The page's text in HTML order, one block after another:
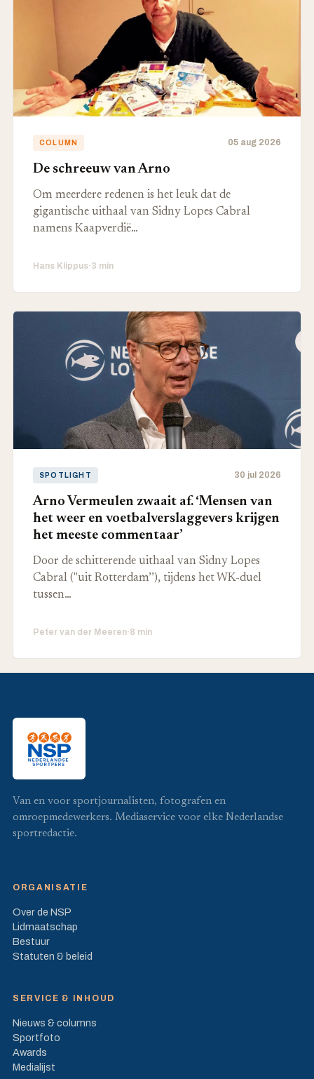
COLUMN 05 aug 2026
De schreeuw van Arno
Om meerdere redenen is het leuk dat de
gigantische uithaal van Sidny Lopes Cabral
namens Kaapverdië…
Hans Klippus·3 min
SPOTLIGHT 30 jul 2026
Arno Vermeulen zwaait af. ‘Mensen van
het weer en voetbalverslaggevers krijgen
het meeste commentaar’
Door de schitterende uithaal van Sidny Lopes
Cabral ("uit Rotterdam’’), tijdens het WK-duel
tussen…
Peter van der Meeren·8 min
Van en voor sportjournalisten, fotografen en
omroepmedewerkers. Mediaservice voor elke Nederlandse
sportredactie.
ORGANISATIE
Over de NSP
Lidmaatschap
Bestuur
Statuten & beleid
SERVICE & INHOUD
Nieuws & columns
Sportfoto
Awards
Medialijst